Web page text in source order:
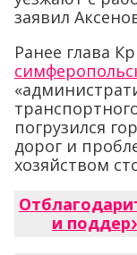
заявил
Ранее глава
погрузился
дорог и
хозяйством
и